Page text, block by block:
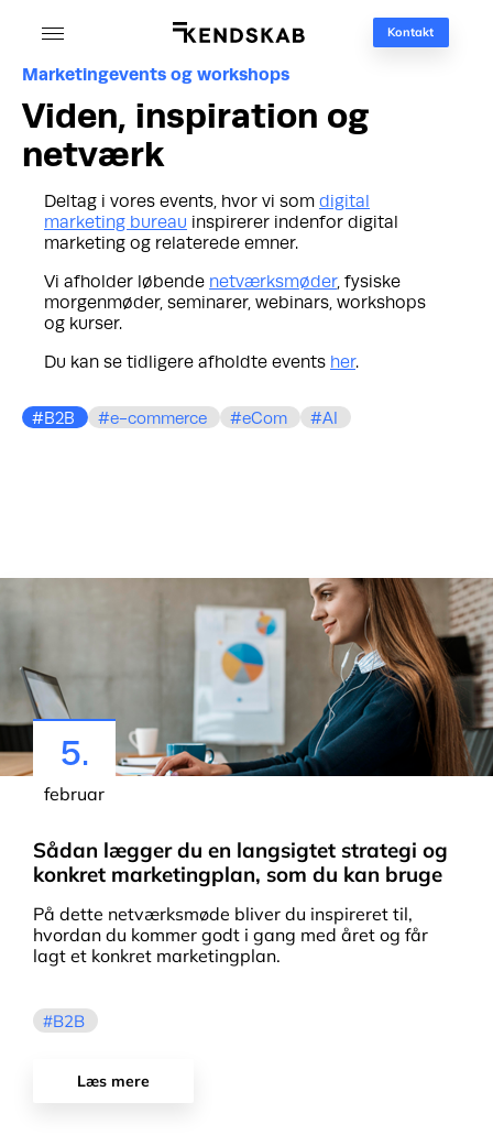
Kontakt
Marketingevents og workshops
Viden, inspiration og
netværk
Deltag i vores events, hvor vi som digital
marketing bureau inspirerer indenfor digital
marketing og relaterede emner.
Vi afholder løbende netværksmøder, fysiske
morgenmøder, seminarer, webinars, workshops
og kurser.
Du kan se tidligere afholdte events her.
B2B e-commerce eCom AI
5.
februar
Sådan lægger du en langsigtet strategi og
konkret marketingplan, som du kan bruge
På dette netværksmøde bliver du inspireret til,
hvordan du kommer godt i gang med året og får
lagt et konkret marketingplan.
B2B
Læs mere